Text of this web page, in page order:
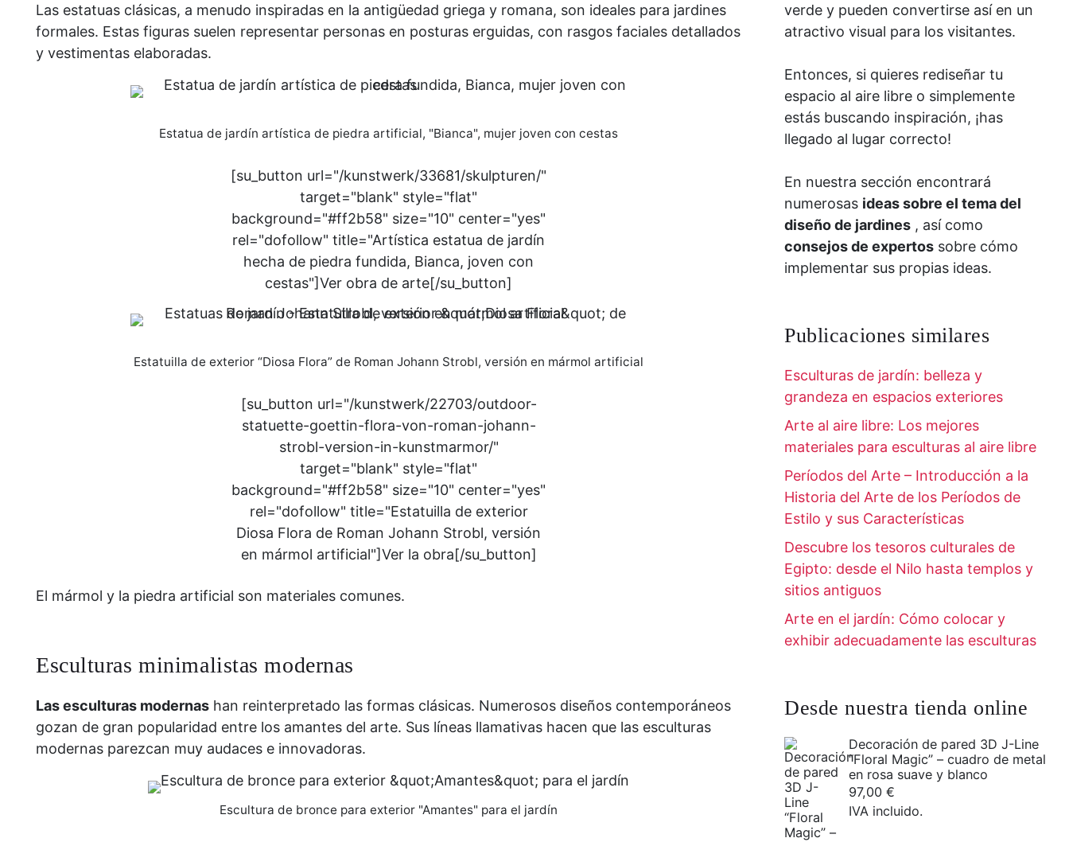
Las estatuas clásicas, a menudo inspiradas en la antigüedad griega y romana, son ideales para jardines
formales. Estas figuras suelen representar personas en posturas erguidas, con rasgos faciales detallados
y vestimentas elaboradas.
Estatua de jardín artística de piedra artificial, "Bianca", mujer joven con cestas
[su_button url="/kunstwerk/33681/skulpturen/"
target="blank" style="flat"
background="#ff2b58" size="10" center="yes"
rel="dofollow" title="Artística estatua de jardín
hecha de piedra fundida, Bianca, joven con
cestas"]Ver obra de arte[/su_button]
Estatuilla de exterior “Diosa Flora” de Roman Johann Strobl, versión en mármol artificial
[su_button url="/kunstwerk/22703/outdoor-
statuette-goettin-flora-von-roman-johann-
strobl-version-in-kunstmarmor/"
target="blank" style="flat"
background="#ff2b58" size="10" center="yes"
rel="dofollow" title="Estatuilla de exterior
Diosa Flora de Roman Johann Strobl, versión
en mármol artificial"]Ver la obra[/su_button]
El mármol y la piedra artificial son materiales comunes.
Esculturas minimalistas modernas
Las esculturas modernas han reinterpretado las formas clásicas. Numerosos diseños contemporáneos
gozan de gran popularidad entre los amantes del arte. Sus líneas llamativas hacen que las esculturas
modernas parezcan muy audaces e innovadoras.
Escultura de bronce para exterior "Amantes" para el jardín
verde y pueden convertirse así en un
atractivo visual para los visitantes.
Entonces, si quieres rediseñar tu
espacio al aire libre o simplemente
estás buscando inspiración, ¡has
llegado al lugar correcto!
En nuestra sección encontrará
numerosas ideas sobre el tema del
diseño de jardines , así como
consejos de expertos sobre cómo
implementar sus propias ideas.
Publicaciones similares
Esculturas de jardín: belleza y
grandeza en espacios exteriores
Arte al aire libre: Los mejores
materiales para esculturas al aire libre
Períodos del Arte – Introducción a la
Historia del Arte de los Períodos de
Estilo y sus Características
Descubre los tesoros culturales de
Egipto: desde el Nilo hasta templos y
sitios antiguos
Arte en el jardín: Cómo colocar y
exhibir adecuadamente las esculturas
Desde nuestra tienda online
Decoración de pared 3D J-Line
“Floral Magic” – cuadro de metal
en rosa suave y blanco
97,00€
IVA incluido.